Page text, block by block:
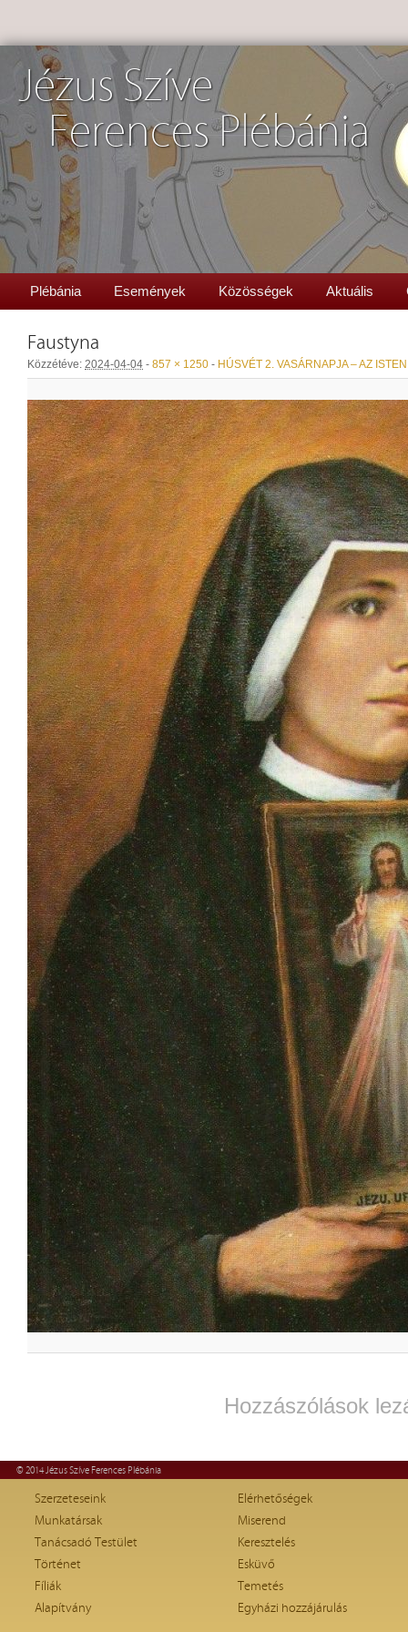
Jézus Szíve
Ferences Plébánia
Plébánia Események Közösségek Aktuális
Faustyna
Közzétéve: 2024-04-04 - 857 × 1250 - HÚSVÉT 2. VASÁRNAPJA – AZ
Hozzászólások
© 2014 Jézus Szíve Ferences Plébánia
Szerzeteseink
Munkatársak
Tanácsadó Testület
Történet
Fíliák
Alapítvány
Elérhetőségek
Miserend
Keresztelés
Esküvő
Temetés
Egyházi hozzájárulás